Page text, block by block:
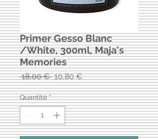
Primer Gesso Blanc
/White, 300ml, Maja's
Memories
18,00 € Prix
original
10,80 €Prix
promotionnel
Quantité *